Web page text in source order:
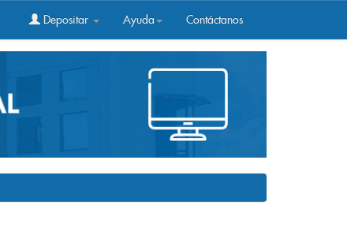
Depositar Ayuda Contáctanos